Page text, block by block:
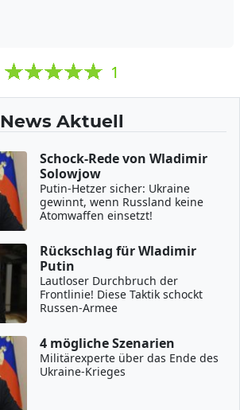
1
News Aktuell
Schock-Rede von Wladimir
Solowjow
Putin-Hetzer sicher: Ukraine
gewinnt, wenn Russland keine
Atomwaffen einsetzt!
Rückschlag für Wladimir
Putin
Lautloser Durchbruch der
Frontlinie! Diese Taktik schockt
Russen-Armee
4 mögliche Szenarien
Militärexperte über das Ende des
Ukraine-Krieges